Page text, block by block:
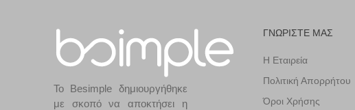
Το Besimple δημιουργήθηκε
με σκοπό να αποκτήσει η
ΓΝΩΡΙΣΤΕ ΜΑΣ
Η Εταιρεία
Πολιτική Απορρήτου
Όροι Χρήσης